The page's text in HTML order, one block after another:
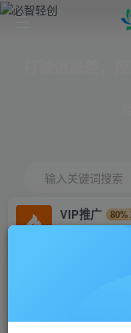
输入关键词搜索
VIP推广
80%